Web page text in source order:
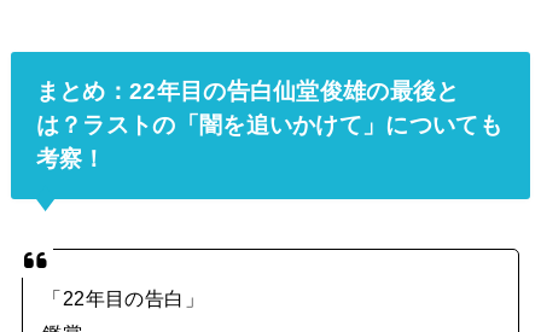
まとめ：22年目の告白仙堂俊雄の最後と
は？ラストの「闇を追いかけて」についても
考察！
「22年目の告白」